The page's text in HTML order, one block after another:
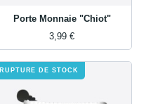
Porte Monnaie "Chiot"
3,99 €
RUPTURE DE STOCK